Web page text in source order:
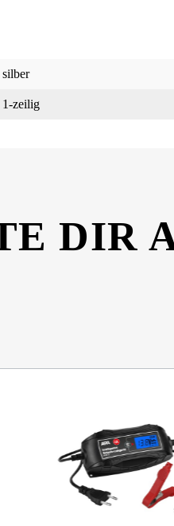
silber
1-zeilig
DIR